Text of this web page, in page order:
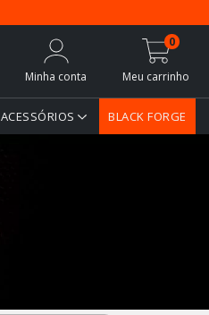
Minha conta Meu carrinho
0
ACESSÓRIOS BLACK FORGE